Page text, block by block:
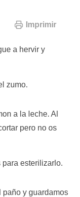
Imprimir
a hervir y
zumo.
a la leche. Al
pero no os
para esterilizarlo.
paño y guardamos